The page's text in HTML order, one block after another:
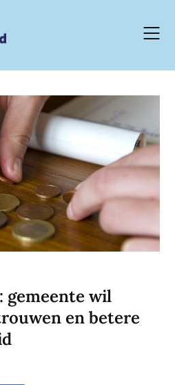
gemeente wil
en betere